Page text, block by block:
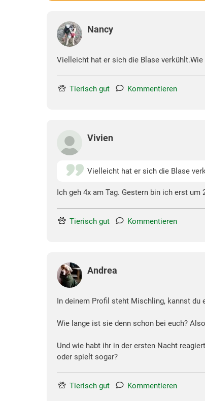
Nancy
Vielleicht hat er sich die Blase
Tierisch gut Kommentieren
Vivien
Vielleicht hat er sich die Blase
Ich geh 4x am Tag. Gestern bin ich erst
Tierisch gut Kommentieren
Andrea
In deinem Profil steht Mischling, kannst du
Wie lange ist sie denn schon bei euch?
Und wie habt ihr in der ersten Nacht
oder spielt sogar?
Tierisch gut Kommentieren